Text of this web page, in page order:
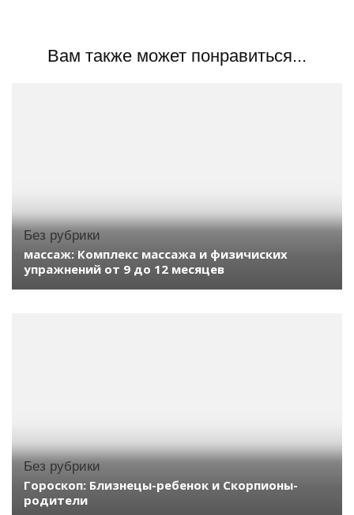
Вам также может понравиться...
Без рубрики
массаж: Комплекс массажа и физичиских
упражнений от 9 до 12 месяцев
Без рубрики
Гороскоп: Близнецы-ребенок и Скорпионы-
родители